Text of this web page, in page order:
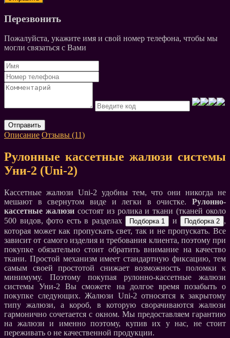
Перезвонить
Пожалуйста, укажите имя и свой номер телефона, чтобы мы
могли связаться с Вами
Отправить
Описание Отзывы (11)
Рулонные кассетные жалюзи системы
Уни-2 (Uni-2)
Кассетные жалюзи Uni-2 удобны тем, что они никогда не
мешают в свернутом виде и легки в очистке. Рулонно-
кассетные жалюзисостоят из ролика и ткани (тканей около
500 видов, фото есть в разделах
и
,
которая может как пропускать свет, так и не пропускать. Все
зависит от самого изделия и требования клиента, поэтому при
покупке обязательно стоит обратить внимание на качество
ткани. Простой механизм имеет стандартную фиксацию, тем
самым своей простотой снижает возможность поломки к
минимуму. Поэтому покупая рулонно-кассетные жалюзи
системы Уни-2 Вы сможете на долгое время позабыть о
покупке следующих. Жалюзи Uni-2 относятся к закрытому
типу жалюзи, а короб, в которую сворачиваются жалюзи
гармонично сочетается с окном. Мы предоставляем гарантию
на жалюзи и именно поэтому, купив их у нас, не стоит
переживать о не качественной продукции.